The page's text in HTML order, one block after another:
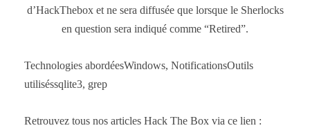
d’HackThebox et ne sera diffusée que lorsque le Sherlocks
en question sera indiqué comme “Retired”.
Technologies abordéesWindows, NotificationsOutils
utiliséssqlite3, grep
Retrouvez tous nos articles Hack The Box via ce lien :